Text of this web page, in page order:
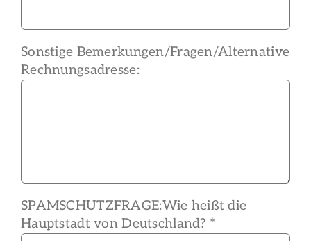
Sonstige Bemerkungen/Fragen/Alternative
Rechnungsadresse:
SPAMSCHUTZFRAGE:Wie heißt die
Hauptstadt von Deutschland? *